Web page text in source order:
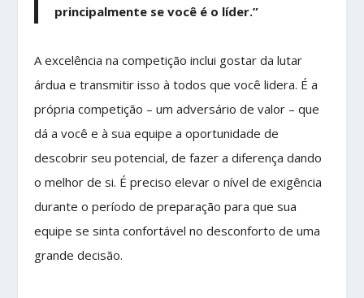
principalmente se você é o líder.”
A excelência na competição inclui gostar da lutar
árdua e transmitir isso à todos que você lidera. É a
própria competição – um adversário de valor – que
dá a você e à sua equipe a oportunidade de
descobrir seu potencial, de fazer a diferença dando
o melhor de si. É preciso elevar o nível de exigência
durante o período de preparação para que sua
equipe se sinta confortável no desconforto de uma
grande decisão.